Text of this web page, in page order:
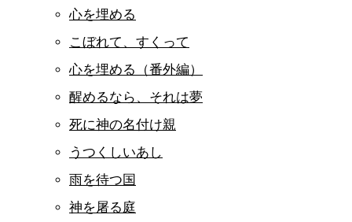
心を埋める
こぼれて、すくって
心を埋める（番外編）
醒めるなら、それは夢
死に神の名付け親
うつくしいあし
雨を待つ国
神を屠る庭